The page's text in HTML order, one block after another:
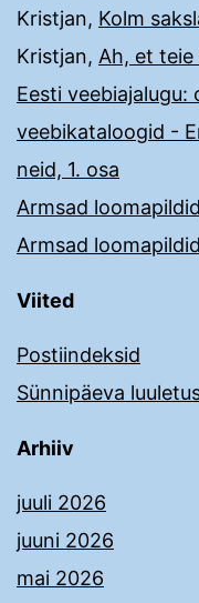
Kristjan, Kolm
Kristjan, Ah, et
Eesti
veebikataloogid -
neid, 1. osa
Armsad
Armsad
Viited
Postiindeksid
Sünnipäeva
Arhiiv
juuli 2026
juuni 2026
mai 2026